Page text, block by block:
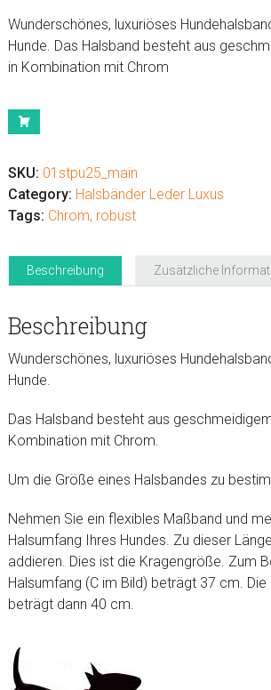
war:
34.79€
ist:
22.50€.
Wunderschönes, luxuriöses
Hunde. Das Halsband besteht aus
in Kombination mit Chrom
Hundehalsband
schwarz
chrom
mit
Spikes
cm
mm
Menge
SKU: 01stpu25_main
Category: Halsbänder Leder Luxus
Tags: Chrom, robust
Beschreibung Zusätzliche
Beschreibung
Wunderschönes, luxuriöses
Hunde.
Das Halsband besteht aus
Kombination mit Chrom.
Um die Größe eines Halsbandes zu
Nehmen Sie ein flexibles Maßband und
Halsumfang Ihres Hundes. Zu dieser
addieren. Dies ist die Kragengröße. Zum
Halsumfang (C im Bild) beträgt 37 cm.
beträgt dann 40 cm.